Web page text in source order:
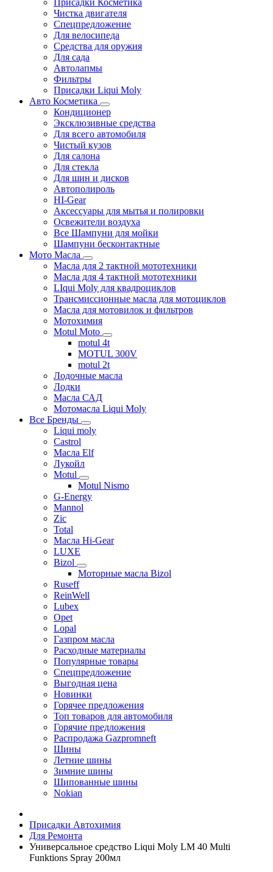
Присадки Косметика
Чистка двигателя
Спецпредложение
Для велосипеда
Средства для оружия
Для сада
Автолапмы
Фильтры
Присадки Liqui Moly
Авто Косметика
Кондиционер
Эксклюзивные средства
Для всего автомобиля
Чистый кузов
Для салона
Для стекла
Для шин и дисков
Автополироль
HI-Gear
Аксессуары для мытья и полировки
Освежители воздуха
Все Шампуни для мойки
Шампуни бесконтактные
Мото Масла
Масла для 2 тактной мототехники
Масла для 4 тактной мототехники
LIqui Moly для квадроциклов
Трансмиссионные масла для мотоциклов
Масла для мотовилок и фильтров
Мотохимия
Motul Moto
motul 4t
MOTUL 300V
motul 2t
Лодочные масла
Лодки
Масла САД
Мотомасла Liqui Moly
Все Бренды
Liqui moly
Castrol
Масла Elf
Лукойл
Motul
Motul Nismo
G-Energy
Mannol
Zic
Total
Масла Hi-Gear
LUXE
Bizol
Моторные масла Bizol
Ruseff
ReinWell
Lubex
Opet
Lopal
Газпром масла
Расходные материалы
Популярные товары
Спецпредложение
Выгодная цена
Новинки
Горячее предложения
Топ товаров для автомобиля
Горячие предложения
Распродажа Gazpromneft
Шины
Летние шины
Зимние шины
Шипованные шины
Nokian
Присадки Автохимия
Для Ремонта
Универсальное средство Liqui Moly LM 40 Multi
Funktions Spray 200мл